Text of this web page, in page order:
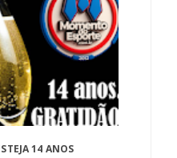
14 ANOS